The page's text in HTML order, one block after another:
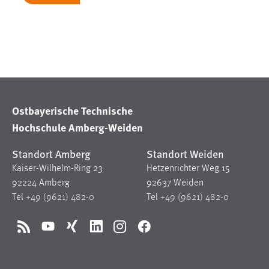
Ostbayerische Technische
Hochschule Amberg-Weiden
Standort Amberg
Kaiser-Wilhelm-Ring 23
92224 Amberg
Tel +49 (9621) 482-0
Standort Weiden
Hetzenrichter Weg 15
92637 Weiden
Tel +49 (9621) 482-0
RSS YouTubeXing LinkedInInstagramFacebook
Marketing Cookies werden von Drittanbietern
verwendet, um personalisierte Werbung anzuzeigen.
Sie tun dies, indem sie Besucher über Websites
Google Ads